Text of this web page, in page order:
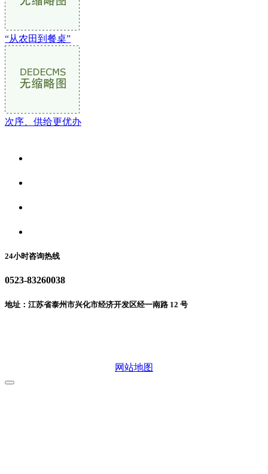
“从农田到餐桌”
次序、供给更优办
24小时咨询热线
0523-83260038
地址：江苏省泰州市兴化市经济开发区经一南路 12 号
网站地图